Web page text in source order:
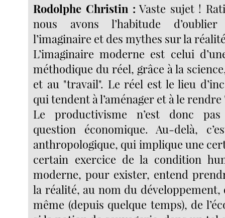
Rodolphe Christin : Vaste sujet !
nous avons l’habitude
l’imaginaire et des mythes sur la
L’imaginaire moderne est celui
méthodique du réel, grâce à la
et au "travail". Le réel est le lieu
qui tendent à l’aménager et à le
Le productivisme n’est donc pas
question économique. Au-delà,
anthropologique, qui implique une
certain exercice de la condition
moderne, pour exister, entend
la réalité, au nom du développement,
même (depuis quelque temps), de